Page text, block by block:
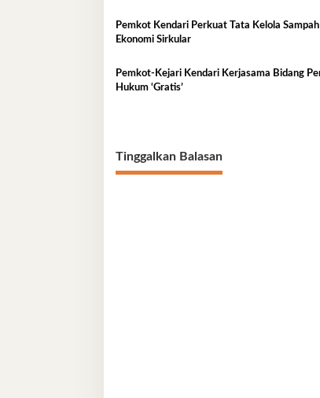
Pemkot Kendari Perkuat Tata Kelola
Ekonomi Sirkular
Pemkot-Kejari Kendari Kerjasama Bidang
Hukum ‘Gratis’
Tinggalkan Balasan